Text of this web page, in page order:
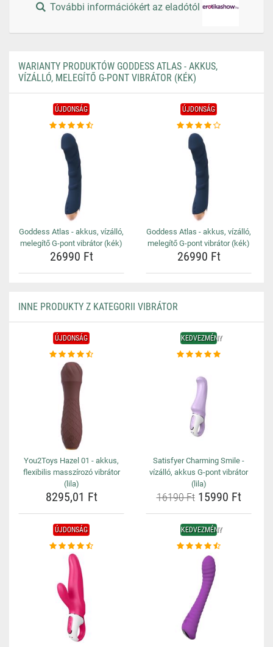
További információkért az eladótól
WARIANTY PRODUKTÓW GODDESS ATLAS - AKKUS,
VÍZÁLLÓ, MELEGÍTŐ G-PONT VIBRÁTOR (KÉK)
ÚJDONSÁG
Goddess Atlas - akkus, vízálló,
melegítő G-pont vibrátor (kék)
26990 Ft
ÚJDONSÁG
Goddess Atlas - akkus, vízálló,
melegítő G-pont vibrátor (kék)
26990 Ft
INNE PRODUKTY Z KATEGORII VIBRÁTOR
ÚJDONSÁG
You2Toys Hazel 01 - akkus,
flexibilis masszírozó vibrátor
(lila)
8295,01 Ft
KEDVEZMÉNY
Satisfyer Charming Smile -
vízálló, akkus G-pont vibrátor
(lila)
16190 Ft15990 Ft
ÚJDONSÁG KEDVEZMÉNY